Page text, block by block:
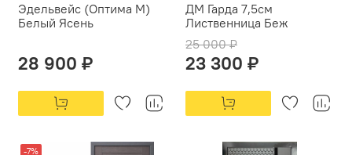
Эдельвейс (Оптима М)
Белый Ясень
28 900 ₽
ДМ Гарда 7,5см
Лиственница Беж
25 000 ₽
23 300 ₽
-7%